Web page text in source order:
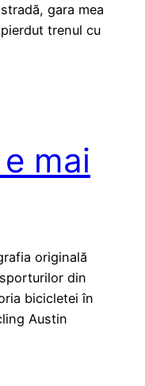
gara mea
trenul cu
mai
originală
din
bicicletei în
Austin